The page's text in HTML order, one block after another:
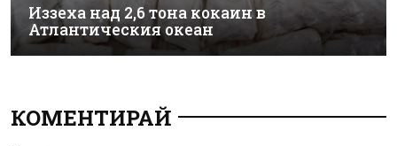
Иззеха над 2,6 тона кокаин в
Атлантическия океан
КОМЕНТИРАЙ